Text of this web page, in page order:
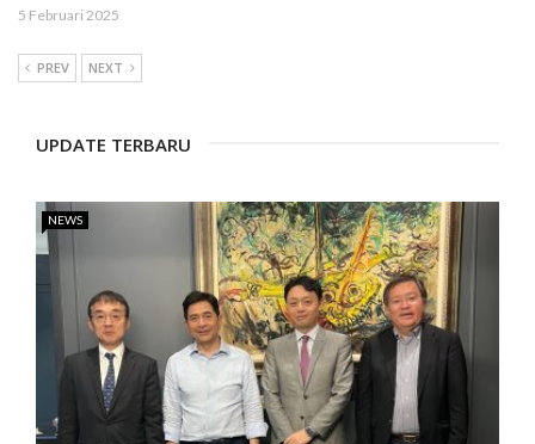
5 Februari 2025
PREV NEXT
UPDATE TERBARU
NEWS